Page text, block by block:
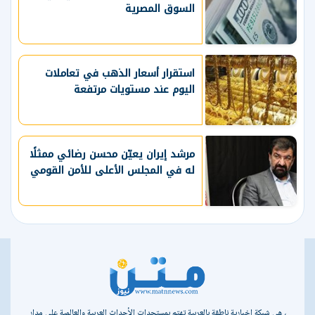
السوق المصرية
استقرار أسعار الذهب في تعاملات
اليوم عند مستويات مرتفعة
مرشد إيران يعيّن محسن رضائي ممثلًا
له في المجلس الأعلى للأمن القومي